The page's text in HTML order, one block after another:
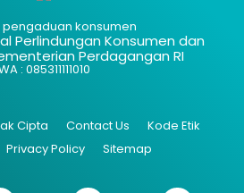
pengaduan konsumen
Perlindungan Konsumen dan
Perdagangan RI
: 085311111010
Cipta Contact Us
Kode Etik
Privacy Policy Sitemap